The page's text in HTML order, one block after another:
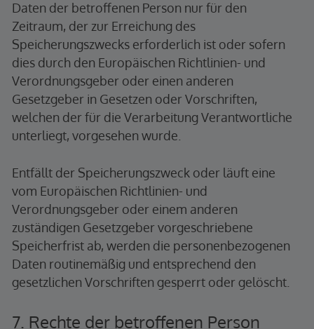
Daten der betroffenen Person nur für den
Zeitraum, der zur Erreichung des
Speicherungszwecks erforderlich ist oder sofern
dies durch den Europäischen Richtlinien- und
Verordnungsgeber oder einen anderen
Gesetzgeber in Gesetzen oder Vorschriften,
welchen der für die Verarbeitung Verantwortliche
unterliegt, vorgesehen wurde.
Entfällt der Speicherungszweck oder läuft eine
vom Europäischen Richtlinien- und
Verordnungsgeber oder einem anderen
zuständigen Gesetzgeber vorgeschriebene
Speicherfrist ab, werden die personenbezogenen
Daten routinemäßig und entsprechend den
gesetzlichen Vorschriften gesperrt oder gelöscht.
7. Rechte der betroffenen Person